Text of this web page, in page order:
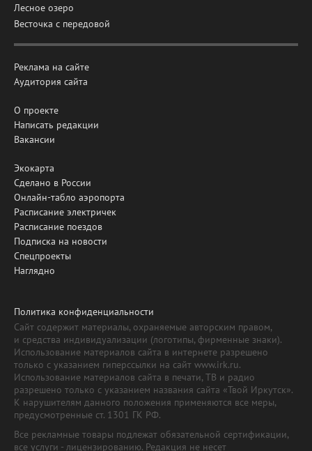
Лесное озеро
Весточка с передовой
Реклама на сайте
Аудитория сайта
О проекте
Написать редакции
Вакансии
Экокарта
Сделано в России
Онлайн-табло аэропорта
Расписание электричек
Расписание поездов
Подписка на новости
Спецпроекты
Наглядно
Политика конфиденциальности
Сайт содержит материалы, охраняемые авторским правом,
и средства индивидуализации (логотипы, фирменные знаки).
Использование материалов сайта в интернете разрешено
только с указанием гиперссылки на сайт www.irk.ru.
Использование материалов сайта в печати, ТВ и радио
разрешено только с указанием названия сайта «Твой Иркутск».
К нарушителям данного положения применяются все меры,
предусмотренные ст. 1301 ГК РФ.
Все рекламные товары подлежат обязательной сертификации,
все услуги - лицензированию. Редакция не несет